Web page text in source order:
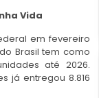
Vida
em fevereiro
Brasil tem como
até 2026.
já entregou 8.816